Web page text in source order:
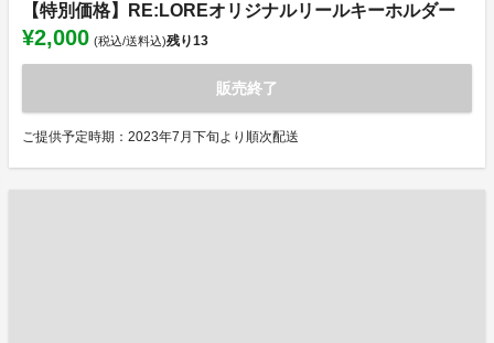
【特別価格】RE:LOREオリジナルリールキーホルダー
¥2,000 (税込/送料込)残り13
販売終了
ご提供予定時期：2023年7月下旬より順次配送